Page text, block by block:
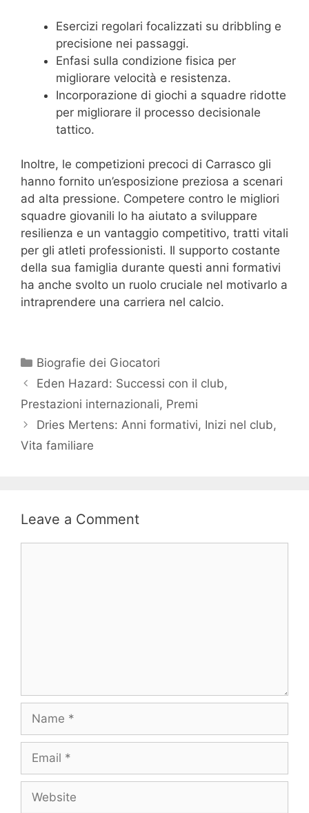
Esercizi regolari focalizzati su dribbling e
precisione nei passaggi.
Enfasi sulla condizione fisica per
migliorare velocità e resistenza.
Incorporazione di giochi a squadre ridotte
per migliorare il processo decisionale
tattico.
Inoltre, le competizioni precoci di Carrasco gli
hanno fornito un’esposizione preziosa a scenari
ad alta pressione. Competere contro le migliori
squadre giovanili lo ha aiutato a sviluppare
resilienza e un vantaggio competitivo, tratti vitali
per gli atleti professionisti. Il supporto costante
della sua famiglia durante questi anni formativi
ha anche svolto un ruolo cruciale nel motivarlo a
intraprendere una carriera nel calcio.
Categories
Biografie dei Giocatori
Eden Hazard: Successi con il club,
Prestazioni internazionali, Premi
Dries Mertens: Anni formativi, Inizi nel club,
Vita familiare
Leave a Comment